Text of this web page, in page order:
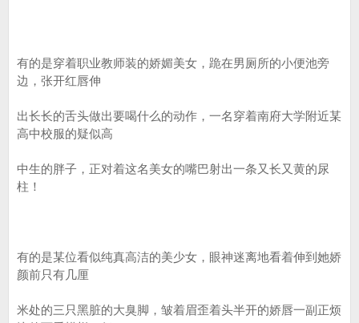
有的是穿着职业教师装的娇媚美女，跪在男厕所的小便池旁
边，张开红唇伸
出长长的舌头做出要喝什么的动作，一名穿着南府大学附近某
高中校服的疑似高
中生的胖子，正对着这名美女的嘴巴射出一条又长又黄的尿
柱！
有的是某位看似纯真高洁的美少女，眼神迷离地看着伸到她娇
颜前只有几厘
米处的三只黑脏的大臭脚，皱着眉歪着头半开的娇唇一副正烦